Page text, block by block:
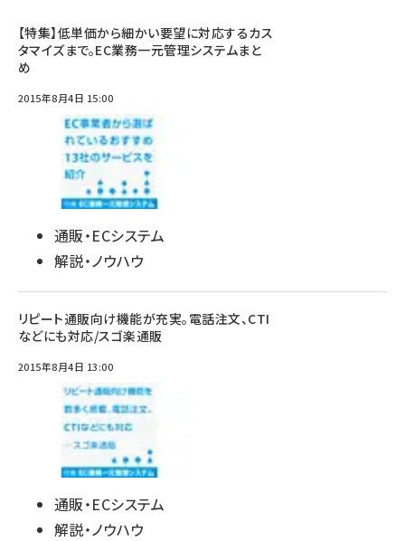
【特集】低単価から細かい要望に対応するカス
タマイズまで。EC業務一元管理システムまと
め
2015年8月4日 15:00
通販・ECシステム
解説・ノウハウ
リピート通販向け機能が充実。電話注文、CTI
などにも対応/スゴ楽通販
2015年8月4日 13:00
通販・ECシステム
解説・ノウハウ